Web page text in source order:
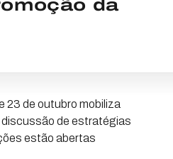
da
23 de outubro mobiliza
de estratégias
estão abertas